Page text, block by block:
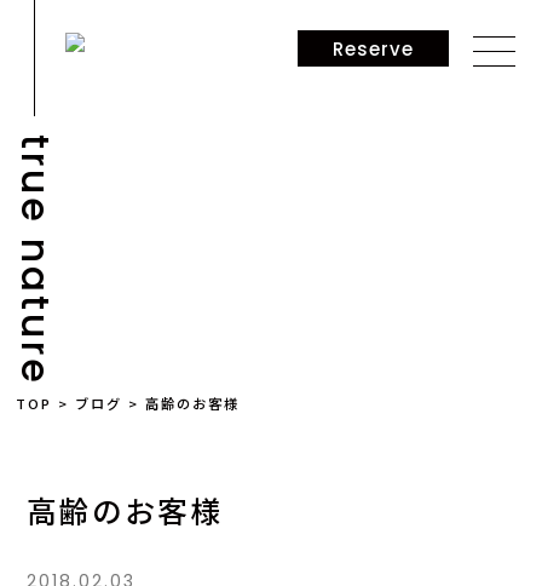
Reserve
true nature
TOP > ブログ >高齢のお客様
高齢のお客様
2018.02.03